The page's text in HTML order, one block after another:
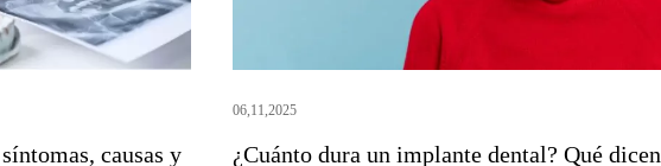
causas y
06,11,2025
¿Cuánto dura un implante dental? Qué dicen